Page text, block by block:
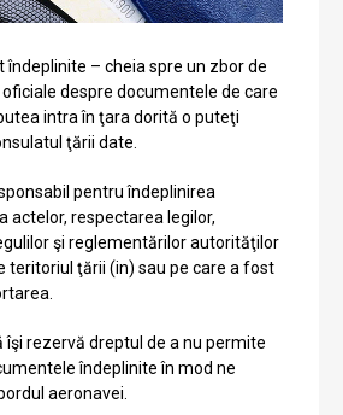
îndeplinite – cheia spre un zbor de
despre documentele de care
intra în ţara dorită o puteţi
ţării date.
pentru îndeplinirea
actelor, respectarea legilor,
şi reglementărilor autorităţilor
teritoriul ţării (in) sau pe care a fost
îşi rezervă dreptul de a nu permite
îndeplinite în mod ne
aeronavei.